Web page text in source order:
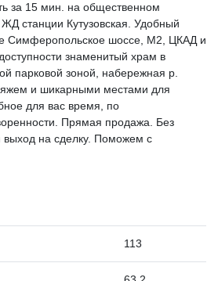
за 15 мин. на общественном
станции Кутузовская. Удобный
Симферопольское шоссе, М2, ЦКАД и
знаменитый храм в
парковой зоной, набережная р.
и шикарными местами для
для вас время, по
Прямая продажа. Без
на сделку. Поможем с
113